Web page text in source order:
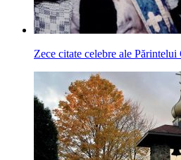
Zece citate celebre ale